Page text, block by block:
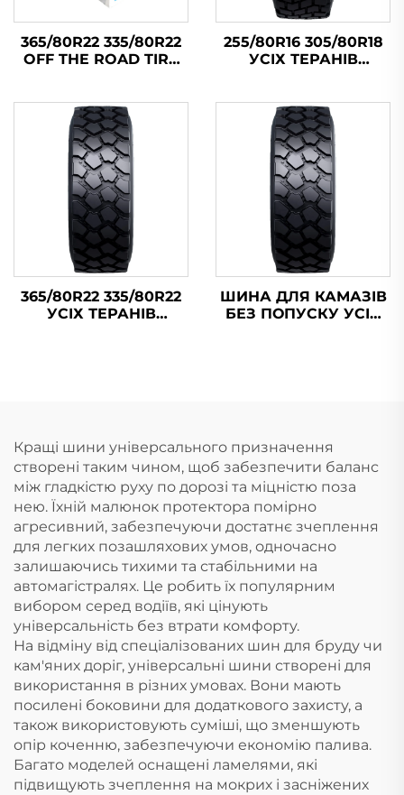
365/80R22 335/80R22
OFF THE ROAD TIRE
TBR
255/80R16 305/80R18
УСІХ ТЕРАНІВ
БЕЗ ПОПУСКУ
365/80R22 335/80R22
УСІХ ТЕРАНІВ
ШИНА ДЛЯ КАМАЗІВ
БЕЗ ПОПУСКУ УСІХ
Кращі шини універсального призначення
створені таким чином, щоб забезпечити баланс
між гладкістю руху по дорозі та міцністю поза
нею. Їхній малюнок протектора помірно
агресивний, забезпечуючи достатнє зчеплення
для легких позашляхових умов, одночасно
залишаючись тихими та стабільними на
автомагістралях. Це робить їх популярним
вибором серед водіїв, які цінують
універсальність без втрати комфорту.
На відміну від спеціалізованих шин для бруду чи
кам'яних доріг, універсальні шини створені для
використання в різних умовах. Вони мають
посилені боковини для додаткового захисту, а
також використовують суміші, що зменшують
опір коченню, забезпечуючи економію палива.
Багато моделей оснащені ламелями, які
підвищують зчеплення на мокрих і засніжених